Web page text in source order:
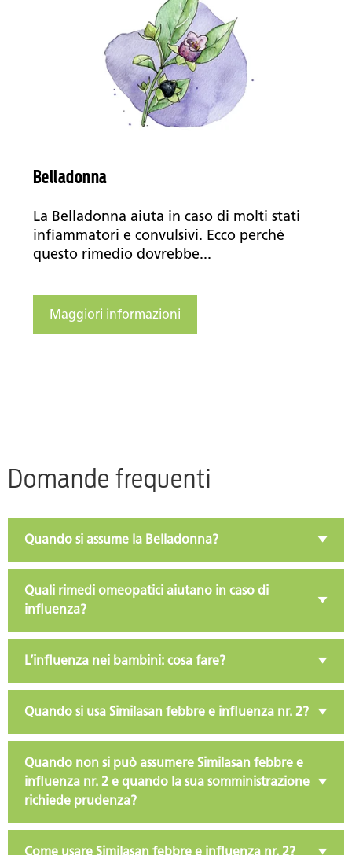
Belladonna
La Belladonna aiuta in caso di molti stati
infiammatori e convulsivi. Ecco perché
questo rimedio dovrebbe...
Maggiori informazioni
Domande frequenti
Quando si assume la Belladonna?
Quali rimedi omeopatici aiutano in caso di
influenza?
L’influenza nei bambini: cosa fare?
Quando si usa Similasan febbre e influenza nr. 2?
Quando non si può assumere Similasan febbre e
influenza nr. 2 e quando la sua somministrazione
richiede prudenza?
Come usare Similasan febbre e influenza nr. 2?